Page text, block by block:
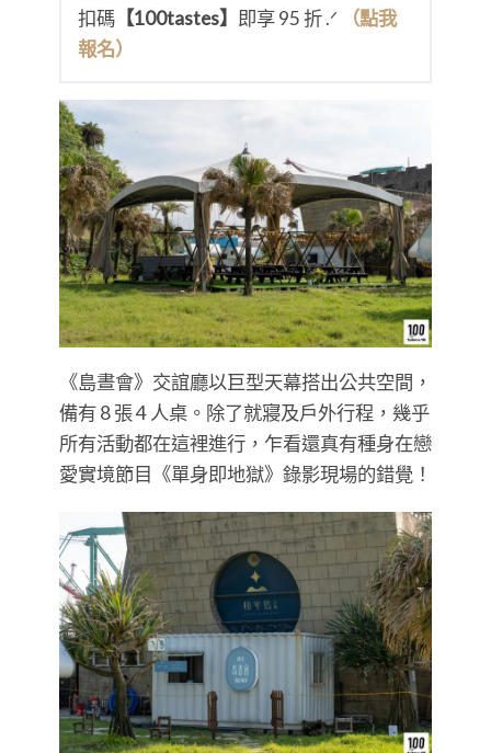
扣碼 【100tastes】 即享 95 折 .ᐟ
（點我
報名）
《島晝會》交誼廳以巨型天幕搭出公共空間，
備有 8 張 4 人桌。除了就寢及戶外行程，幾乎
所有活動都在這裡進行，乍看還真有種身在戀
愛實境節目《單身即地獄》錄影現場的錯覺！